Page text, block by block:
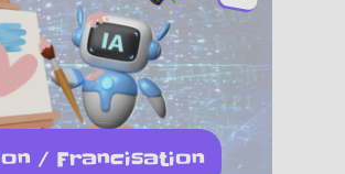
/ Francisation